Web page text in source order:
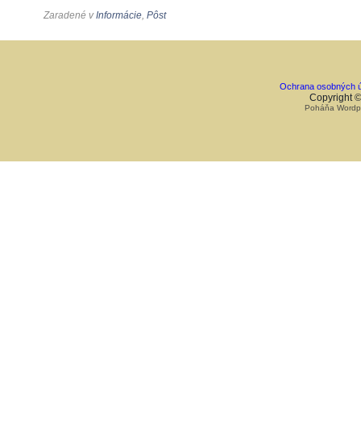
Zaradené v Informácie, Pôst
Ochrana osobných
Copyright
Poháňa